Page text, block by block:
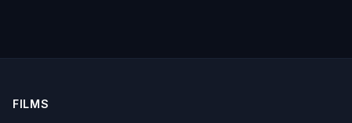
FILMS